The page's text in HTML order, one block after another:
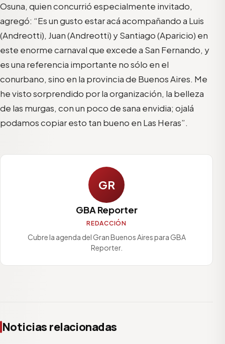
Osuna, quien concurrió especialmente invitado,
agregó: “Es un gusto estar acá acompañando a Luis
(Andreotti), Juan (Andreotti) y Santiago (Aparicio) en
este enorme carnaval que excede a San Fernando, y
es una referencia importante no sólo en el
conurbano, sino en la provincia de Buenos Aires. Me
he visto sorprendido por la organización, la belleza
de las murgas, con un poco de sana envidia; ojalá
podamos copiar esto tan bueno en Las Heras”.
GR
GBA Reporter
REDACCIÓN
Cubre la agenda del Gran Buenos Aires para GBA
Reporter.
Noticias relacionadas